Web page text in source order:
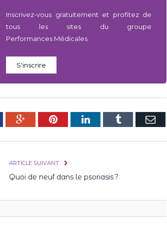
Inscrivez-vous gratuitement et profitez de
tous les sites du groupe
Performances Médicales
S'inscrire
Google+PinterestLinkedInTumblr E-
ARTICLE SUIVANT
Quoi de neuf dans le psoriasis ?